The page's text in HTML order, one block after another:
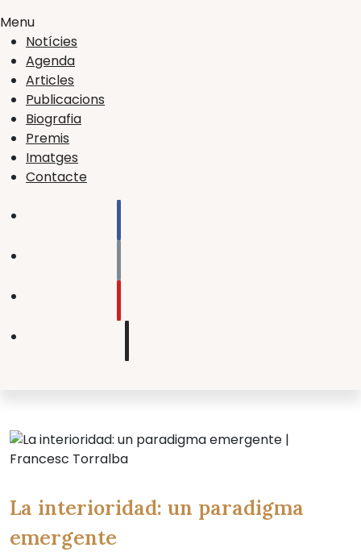
Menu
Notícies
Agenda
Articles
Publicacions
Biografia
Premis
Imatges
Contacte
La interioridad: un paradigma
emergente